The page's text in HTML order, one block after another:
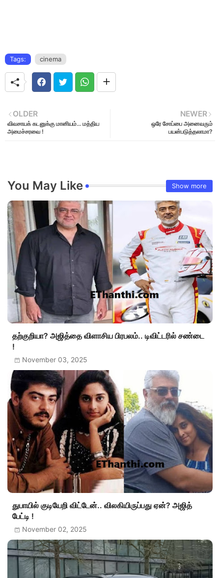
Tags: cinema
NEWER
ஒரே சோப்பை அனைவரும்
பயன்படுத்தலாமா?
OLDER
விவசாயக் கடனுக்கு மானியம்... மத்திய
அமைச்சரவை !
You May Like Show more
தற்குறியா? அஜித்தை விளாசிய பிரபலம்.. டிவிட்டரில் சண்டை
!
November 03, 2025
துபாயில் குடியேறி விட்டேன்.. விலகியிருப்பது ஏன்? அஜித்
பேட்டி !
November 02, 2025